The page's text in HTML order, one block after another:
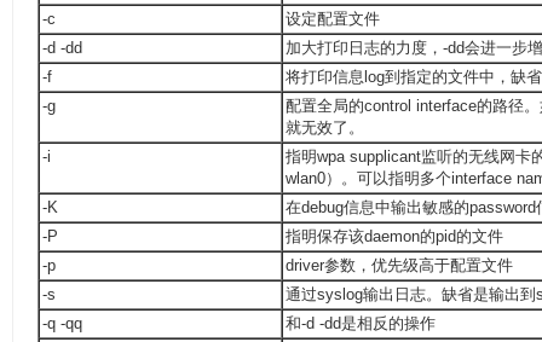
-c
设定配置文件
-d -dd
加大打印日志的力度，-dd会进一步
-f
将打印信息log到指定的文件中，缺
-g
配置全局的control interface的路径
就无效了。
-i
指明wpa supplicant监听的无线网卡
wlan0）。可以指明多个interface
-K
在debug信息中输出敏感的password
-P
指明保存该daemon的pid的文件
-p
driver参数，优先级高于配置文件
-s
通过syslog输出日志。缺省是输出到
-q -qq
和-d -dd是相反的操作